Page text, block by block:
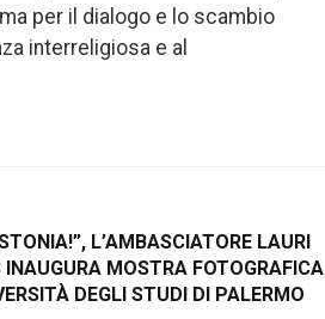
per il dialogo e lo scambio
interreligiosa e al
L’AMBASCIATORE LAURI
INAUGURA MOSTRA FOTOGRAFICA
DEGLI STUDI DI PALERMO